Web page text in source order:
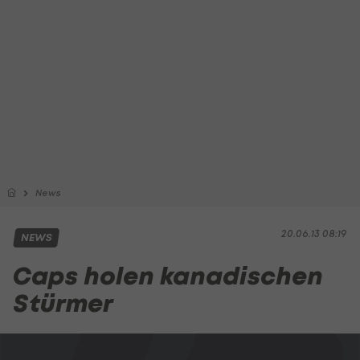
News
20.06.13 08:19
NEWS
Caps holen kanadischen
Stürmer